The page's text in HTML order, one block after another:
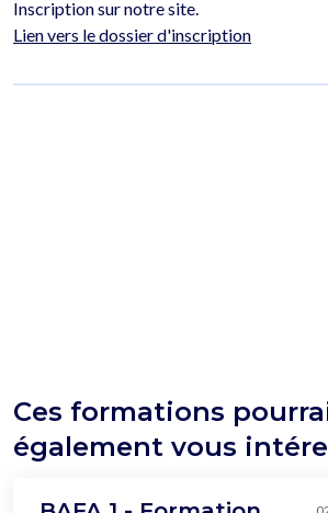
Inscription sur notre site.
Lien vers le dossier d'inscription
Ces formations
également vous